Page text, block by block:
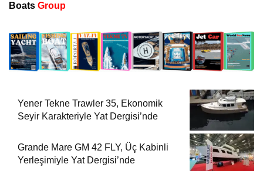
Boats Group
Yener Tekne Trawler 35, Ekonomik
Seyir Karakteriyle Yat Dergisi’nde
Grande Mare GM 42 FLY, Üç Kabinli
Yerleşimiyle Yat Dergisi’nde